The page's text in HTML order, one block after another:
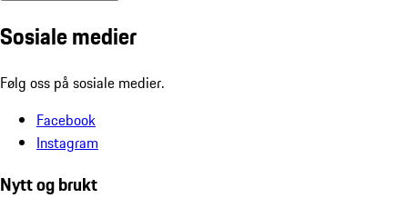
Sosiale medier
Følg oss på sosiale medier.
Facebook
Instagram
Nytt og brukt